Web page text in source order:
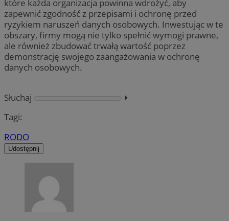
które każda organizacja powinna wdrożyć, aby
zapewnić zgodność z przepisami i ochronę przed
ryzykiem naruszeń danych osobowych. Inwestując w te
obszary, firmy mogą nie tylko spełnić wymogi prawne,
ale również zbudować trwałą wartość poprzez
demonstrację swojego zaangażowania w ochronę
danych osobowych.
Słuchaj
⏵︎
Tagi:
RODO
Udostępnij